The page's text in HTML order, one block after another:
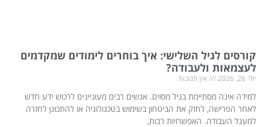
קורסים לגיל השלישי: איך בוחרים לימודים שמקדמים
לעצמאות ולעבודה?
יולי 26, 2026 אין תגובות
למידה אינה מסתיימת בגיל מסוים. אנשים רבים מעוניינים לרכוש ידע חדש
לאחר הפרישה, לחזק את הביטחון בשימוש בטכנולוגיה או להתכונן לחזרה
למעגל העבודה. האפשרויות רבות,